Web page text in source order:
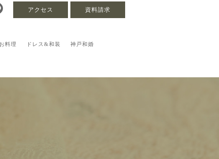
資料請求
アクセス
お料理 ドレス&和装 神戸和婚